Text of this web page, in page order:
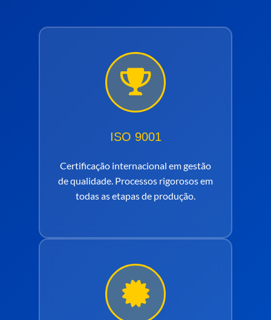
ISO 9001
Certificação internacional em gestão
de qualidade. Processos rigorosos em
todas as etapas de produção.